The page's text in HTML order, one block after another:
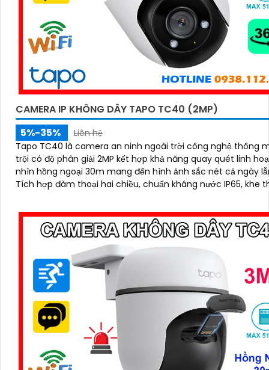
CAMERA IP KHÔNG DÂY TAPO TC40 (2MP)
5%-35%
Liên hệ
Tapo TC40 là camera an ninh ngoài trời công nghệ thông
trội có độ phân giải 2MP kết hợp khả năng quay quét linh
nhìn hồng ngoại 30m mang đến hình ảnh sắc nét cả ngày
Tích hợp đàm thoại hai chiều, chuẩn kháng nước IP65, khe
động tự động, giúp bạn kiểm soát an ninh dễ dàng và hiệu